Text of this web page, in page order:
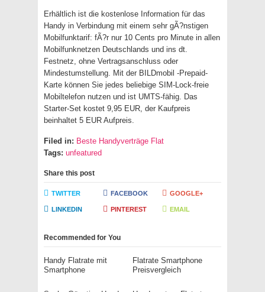
Erhältlich ist die kostenlose Information für das
Handy in Verbindung mit einem sehr gÃ?nstigen
Mobilfunktarif: fÃ?r nur 10 Cents pro Minute in allen
Mobilfunknetzen Deutschlands und ins dt.
Festnetz, ohne Vertragsanschluss oder
Mindestumstellung. Mit der BILDmobil -Prepaid-
Karte können Sie jedes beliebige SIM-Lock-freie
Mobiltelefon nutzen und ist UMTS-fähig. Das
Starter-Set kostet 9,95 EUR, der Kaufpreis
beinhaltet 5 EUR Aufpreis.
Filed in: Beste Handyverträge Flat
Tags: unfeatured
Share this post
TWITTER FACEBOOK GOOGLE+
LINKEDIN PINTEREST EMAIL
Recommended for You
Handy Flatrate mit
Smartphone
Flatrate Smartphone
Preisvergleich